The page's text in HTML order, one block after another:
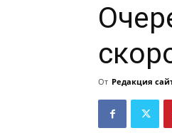
От Редакция